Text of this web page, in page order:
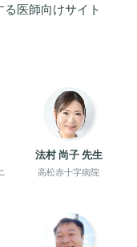
る医師向けサイト
法村 尚子 先生
高松赤十字病院